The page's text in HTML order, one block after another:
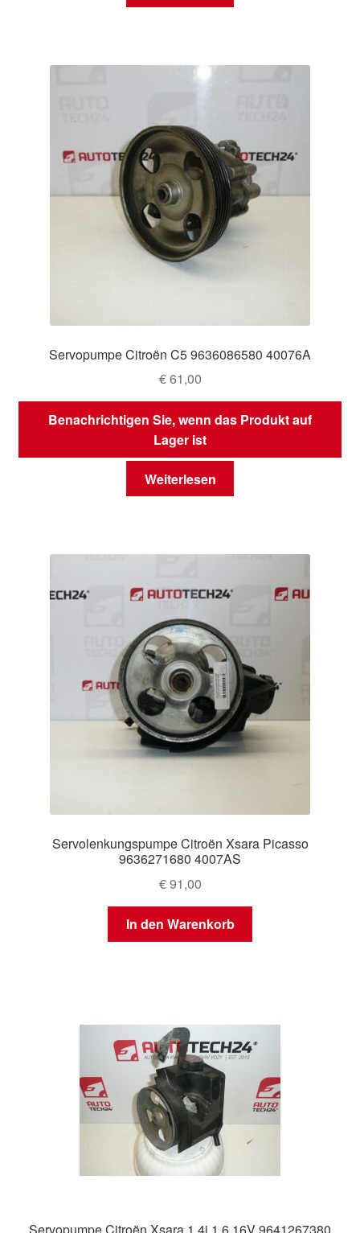
Servopumpe Citroën C5 9636086580 40076A
€61,00
Benachrichtigen Sie, wenn das Produkt auf
Lager ist
Weiterlesen
Servolenkungspumpe Citroën Xsara Picasso
9636271680 4007AS
€91,00
In den Warenkorb
Servopumpe Citroën Xsara 1.4i 1.6 16V 9641267380